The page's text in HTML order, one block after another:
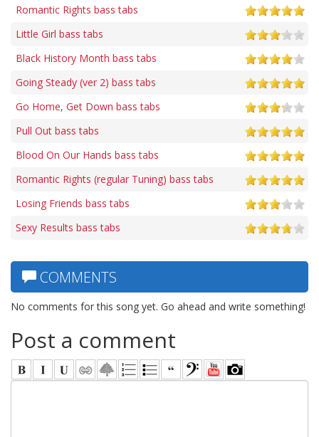
Romantic Rights bass tabs
Little Girl bass tabs
Black History Month bass tabs
Going Steady (ver 2) bass tabs
Go Home, Get Down bass tabs
Pull Out bass tabs
Blood On Our Hands bass tabs
Romantic Rights (regular Tuning) bass tabs
Losing Friends bass tabs
Sexy Results bass tabs
COMMENTS
No comments for this song yet. Go ahead and write something!
Post a comment